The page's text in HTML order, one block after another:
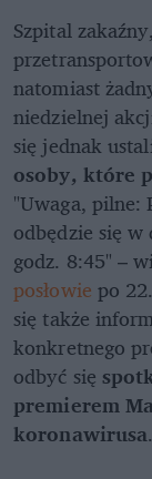
Szpital
natomiast
niedzielnej
się jednak
osoby, które
"Uwaga, pilne:
odbędzie się
godz. 8:45" –
posłowie po
się także
konkretnego
odbyć się
premierem
koronawirusa.